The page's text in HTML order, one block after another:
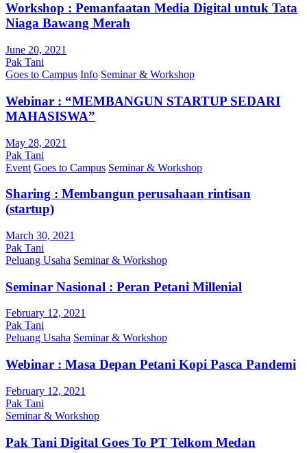
Workshop : Pemanfaatan Media Digital untuk Tata
Niaga Bawang Merah
June 20, 2021
Pak Tani
Goes to Campus Info Seminar & Workshop
Webinar : “MEMBANGUN STARTUP SEDARI
MAHASISWA”
May 28, 2021
Pak Tani
Event Goes to Campus Seminar & Workshop
Sharing : Membangun perusahaan rintisan
(startup)
March 30, 2021
Pak Tani
Peluang Usaha Seminar & Workshop
Seminar Nasional : Peran Petani Millenial
February 12, 2021
Pak Tani
Peluang Usaha Seminar & Workshop
Webinar : Masa Depan Petani Kopi Pasca Pandemi
February 12, 2021
Pak Tani
Seminar & Workshop
Pak Tani Digital Goes To PT Telkom Medan